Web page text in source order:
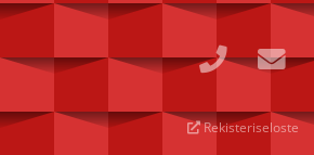
Rekisteriseloste